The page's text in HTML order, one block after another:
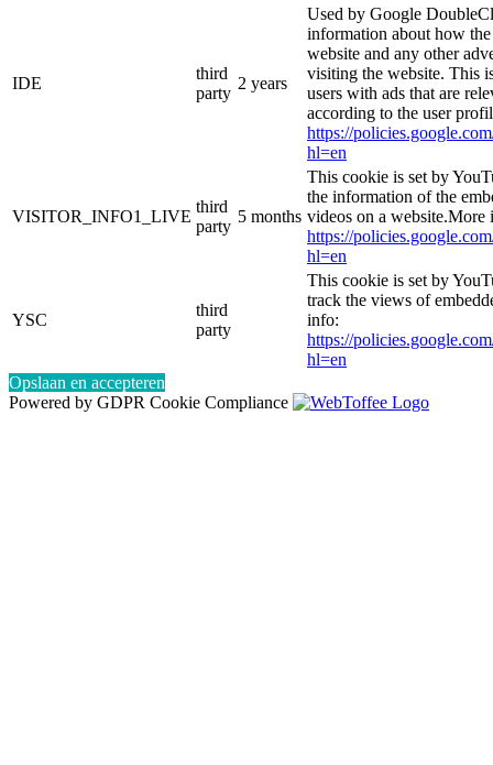
IDE
third
party
2 years
Used by Google
information about how the
website and any other
visiting the website. This
users with ads that are
according to the user
https://
hl=en
VISITOR_INFO1_LIVE
third
party
5 months
This cookie is set by
the information of the
videos on a website.More
https://
hl=en
YSC
third
party
This cookie is set by
track the views of
info:
https://
hl=en
Opslaan en accepteren
Powered by GDPR Cookie Compliance